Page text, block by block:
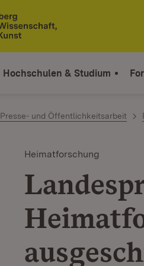
Hochschulen & Studium
Presse- und Öffentlichkeitsarbeit
Heimatforschung